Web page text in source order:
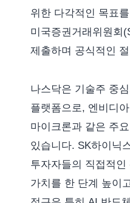
위한 다각적인 목표
미국증권거래위원회
제출하며 공식적인
나스닥은 기술주 중
플랫폼으로, 엔비디
마이크론과 같은 주
있습니다. SK하이닉
투자자들의 직접적
가치를 한 단계 높이